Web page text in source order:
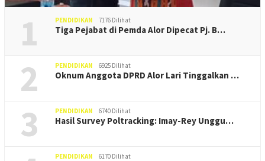
1 PENDIDIKAN 7176 Dilihat
Tiga Pejabat di Pemda Alor Dipecat Pj. B…
2 PENDIDIKAN 6925 Dilihat
Oknum Anggota DPRD Alor Lari Tinggalkan …
3 PENDIDIKAN 6740 Dilihat
Hasil Survey Poltracking: Imay-Rey Unggu…
PENDIDIKAN 6170 Dilihat